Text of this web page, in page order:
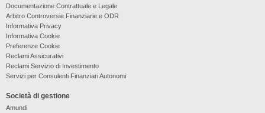
Documentazione Contrattuale e Legale
Arbitro Controversie Finanziarie e ODR
Informativa Privacy
Informativa Cookie
Preferenze Cookie
Reclami Assicurativi
Reclami Servizio di Investimento
Servizi per Consulenti Finanziari Autonomi
Società di gestione
Amundi